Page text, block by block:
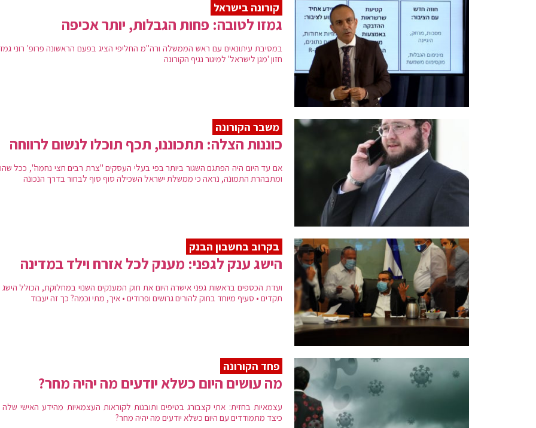
קורונה בישראל
גמזו לטובה: פחות הגבלות, יותר אכיפה
במסיבת עיתונאים עם ראש הממשלה ורה"מ החליפי הציג בפעם הראשונה פרופ' רוני
חזון 'מגן לישראל' למיגור נגיף הקורונה
משבר הקורונה
כוננות הצלה: תתכוננו, תכף תוכלו לנשום לרווחה
אם עד היום היה הפתגם השגור ביותר בפי בעלי העסקים "צרת רבים חצי נחמה", ככל
ומתבהרת התמונה, נראה כי ממשלת ישראל השכילה סוף סוף לבחור בדרך הנכונה
בקרוב בחשבון הבנק
הישג ענק לגפני: מענק לכל אזרח וילד במדינה
ועדת הכספים בראשות גפני אישרה היום את חוק המענקים השנוי במחלוקת, הכולל
תקדים • סעיף מיוחד בחוק להורים גרושים ופרודים • איך, מתי וכמה? כך זה יעבוד
פחד הקורונה
מה עושים היום כשלא יודעים מה יהיה מחר?
עצמאיות בחזית: אתי קצבורג בטיפים ותובנות לקוראות העצמאיות מהידע האישי שלה
כיצד מתמודדים עם היום כשלא יודעים מה יהיה מחר?